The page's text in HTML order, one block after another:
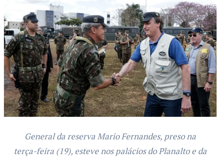
General da reserva Mario Fernandes, preso na
terça-feira (19), esteve nos palácios do Planalto e da